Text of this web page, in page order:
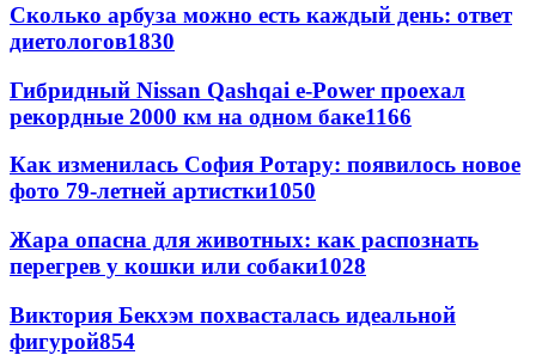
Сколько арбуза можно есть каждый день: ответ
диетологов1830
Гибридный Nissan Qashqai e-Power проехал
рекордные 2000 км на одном баке1166
Как изменилась София Ротару: появилось новое
фото 79-летней артистки1050
Жара опасна для животных: как распознать
перегрев у кошки или собаки1028
Виктория Бекхэм похвасталась идеальной
фигурой854